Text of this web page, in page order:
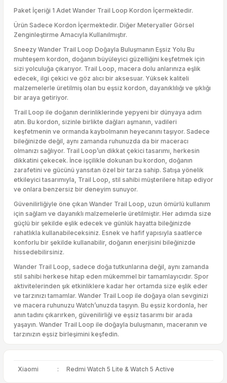
Paket İçeriği 1 Adet Wander Trail Loop Kordon İçermektedir.
Ürün Sadece Kordon İçermektedir. Diğer Meteryaller Görsel
Zenginleştirme Amacıyla Kullanılmıştır.
Sneezy Wander Trail Loop Doğayla Buluşmanın Eşsiz Yolu Bu
muhteşem kordon, doğanın büyüleyici güzelliğini keşfetmek için
sizi yolculuğa çıkarıyor. Trail Loop, macera dolu anlarınıza eşlik
edecek, ilgi çekici ve göz alıcı bir aksesuar. Yüksek kaliteli
malzemelerle üretilmiş olan bu eşsiz kordon, dayanıklılığı ve şıklığı
bir araya getiriyor.
Trail Loop ile doğanın derinliklerinde yepyeni bir dünyaya adım
atın. Bu kordon, sizinle birlikte dağları aşmanın, vadileri
keşfetmenin ve ormanda kaybolmanın heyecanını taşıyor. Sadece
bileğinizde değil, aynı zamanda ruhunuzda da bir maceracı
olmanızı sağlıyor. Trail Loop’un dikkat çekici tasarımı, herkesin
dikkatini çekecek. İnce işçilikle dokunan bu kordon, doğanın
zarafetini ve gücünü yansıtan özel bir tarza sahip. Satışa yönelik
etkileyici tasarımıyla, Trail Loop, stil sahibi müşterilere hitap ediyor
ve onlara benzersiz bir deneyim sunuyor.
Güvenilirliğiyle öne çıkan Wander Trail Loop, uzun ömürlü kullanım
için sağlam ve dayanıklı malzemelerle üretilmiştir. Her adımda size
güçlü bir şekilde eşlik edecek ve günlük hayatta bileğinizde
rahatlıkla kullanabileceksiniz. Esnek ve hafif yapısıyla saatlerce
konforlu bir şekilde kullanabilir, doğanın enerjisini bileğinizde
hissedebilirsiniz.
Wander Trail Loop, sadece doğa tutkunlarına değil, aynı zamanda
stil sahibi herkese hitap eden mükemmel bir tamamlayıcıdır. Spor
aktivitelerinden şık etkinliklere kadar her ortamda size eşlik eder
ve tarzınızı tamamlar. Wander Trail Loop ile doğaya olan sevginizi
ve macera ruhunuzu Watch’unuzda taşıyın. Bu eşsiz kordonla, her
anın tadını çıkarırken, güvenilirliği ve eşsiz tasarımı bir arada
yaşayın. Wander Trail Loop ile doğayla buluşmanın, maceranın ve
tarzınızın eşsiz birleşimini keşfedin.
Xiaomi : Redmi Watch 5 Lite & Watch 5 Active